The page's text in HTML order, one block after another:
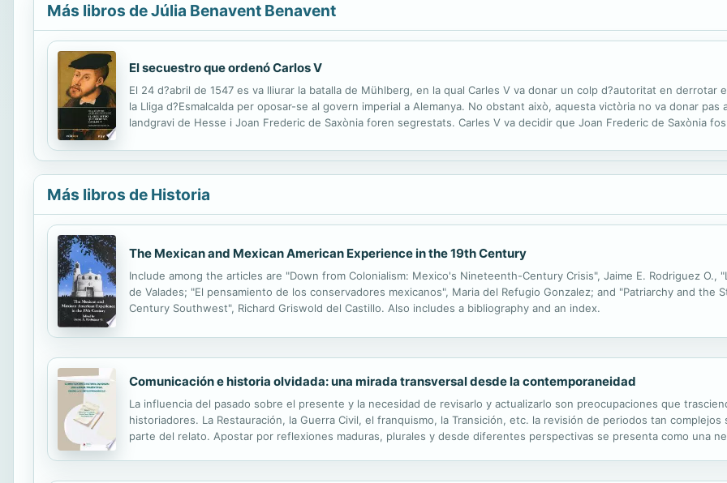
Más libros de Júlia Benavent Benavent
El secuestro que ordenó Carlos V
El 24 d?abril de 1547 es va lliurar la batalla de Mühlberg, en la qual Carles V va donar un colp d?autoritat en derrotar
la Lliga d?Esmalcalda per oposar-se al govern imperial a Alemanya. No obstant això, aquesta victòria no va donar
landgravi de Hesse i Joan Frederic de Saxònia foren segrestats. Carles V va decidir que Joan Frederic de Saxònia
Más libros de Historia
The Mexican and Mexican American Experience in the 19th Century
Include among the articles are "Down from Colonialism: Mexico's Nineteenth-Century Crisis", Jaime E. Rodriguez O.,
de Valades; "El pensamiento de los conservadores mexicanos", Maria del Refugio Gonzalez; and "Patriarchy and
Century Southwest", Richard Griswold del Castillo. Also includes a bibliography and an index.
Comunicación e historia olvidada: una mirada transversal desde la contemporaneidad
La influencia del pasado sobre el presente y la necesidad de revisarlo y actualizarlo son preocupaciones que
historiadores. La Restauración, la Guerra Civil, el franquismo, la Transición, etc. la revisión de periodos tan
parte del relato. Apostar por reflexiones maduras, plurales y desde diferentes perspectivas se presenta como una